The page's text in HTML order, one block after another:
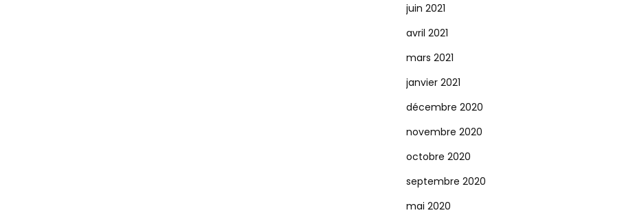
juin 2021
avril 2021
mars 2021
janvier 2021
décembre 2020
novembre 2020
octobre 2020
septembre 2020
mai 2020